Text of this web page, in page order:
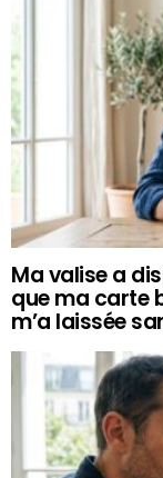
Ma valise a
que ma carte
m’a laissée